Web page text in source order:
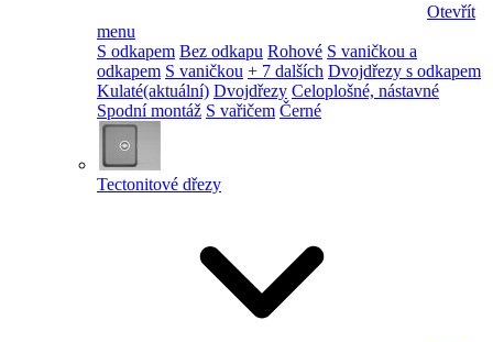
Otevřít
menu
S odkapem Bez odkapu Rohové S vaničkou a
odkapem S vaničkou + 7 dalších Dvojdřezy s odkapem
Kulaté(aktuální) Dvojdřezy Celoplošné, nástavné
Spodní montáž S vařičem Černé
Tectonitové dřezy